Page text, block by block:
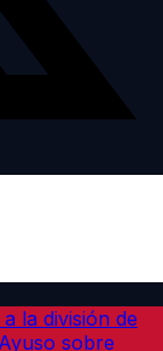
la división de
sobre